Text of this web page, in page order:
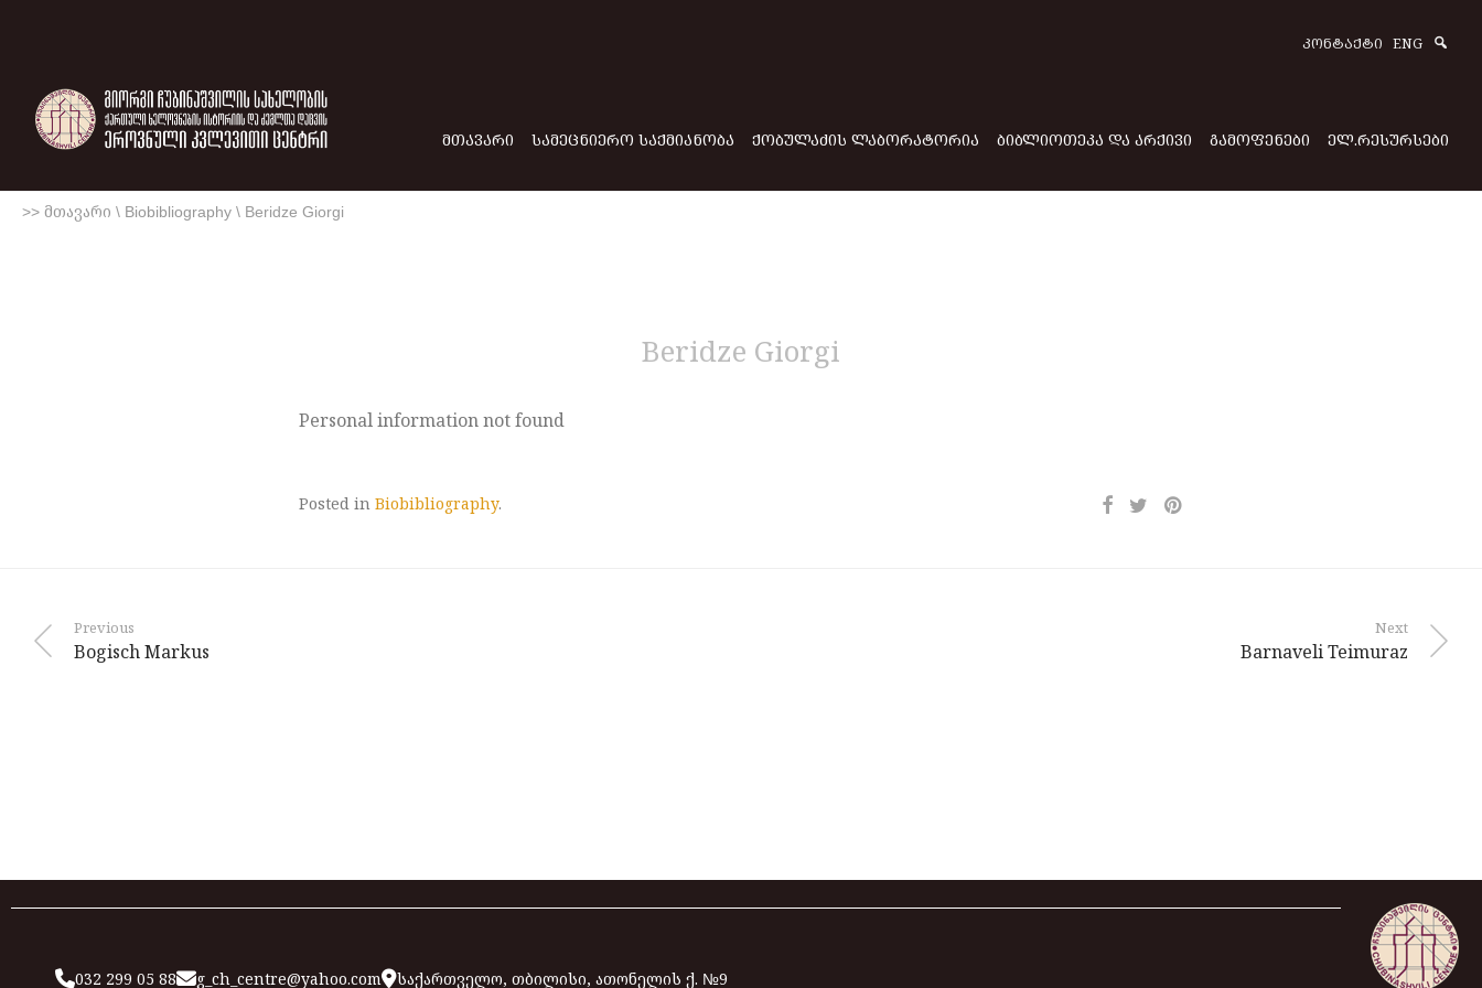
ᲙᲝᲜᲢᲐᲥᲢᲘ ENG
ᲛᲗᲐᲕᲐᲠᲘ ᲡᲐᲛᲔᲪᲜᲘᲔᲠᲝ ᲡᲐᲥᲛᲘᲐᲜᲝᲑᲐ ᲥᲝᲑᲣᲚᲐᲫᲘᲡ ᲚᲐᲑᲝᲠᲐᲢᲝᲠᲘᲐ ᲑᲘᲑᲚᲘᲝᲗᲔᲙᲐ ᲓᲐ ᲐᲠᲥᲘᲕᲘ ᲒᲐᲛᲝᲤᲔᲜᲔᲑᲘ ᲔᲚ.ᲠᲔᲡᲣᲠᲡᲔᲑᲘ
>> მთავარი \ Biobibliography \ Beridze Giorgi
Beridze Giorgi
Personal information not found
Posted in Biobibliography.
Previous
Bogisch Markus
Next
Barnaveli Teimuraz
032 299 05 88 g_ch_centre@yahoo.com საქართველო, თბილისი, ათონელის ქ. №9